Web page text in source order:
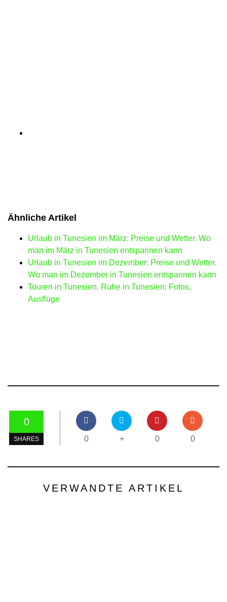
Ähnliche Artikel
Urlaub in Tunesien im März: Preise und Wetter. Wo
man im März in Tunesien entspannen kann
Urlaub in Tunesien im Dezember: Preise und Wetter.
Wo man im Dezember in Tunesien entspannen kann
Touren in Tunesien. Ruhe in Tunesien: Fotos,
Ausflüge
0
SHARES 0 + 0 0
VERWANDTE ARTIKEL